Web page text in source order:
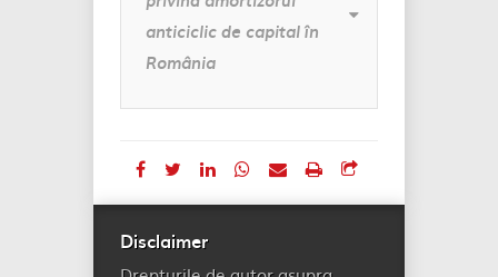
anticiclic de capital în
România
Disclaimer